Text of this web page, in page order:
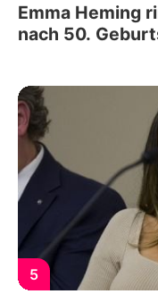
Emma Heming
nach 50.
5